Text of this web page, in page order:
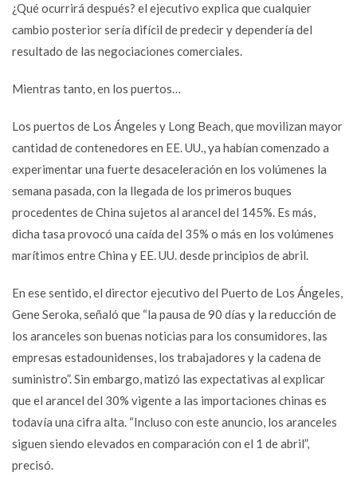
¿Qué ocurrirá después? el ejecutivo explica que cualquier
cambio posterior sería difícil de predecir y dependería del
resultado de las negociaciones comerciales.
Mientras tanto, en los puertos…
Los puertos de Los Ángeles y Long Beach, que movilizan mayor
cantidad de contenedores en EE. UU., ya habían comenzado a
experimentar una fuerte desaceleración en los volúmenes la
semana pasada, con la llegada de los primeros buques
procedentes de China sujetos al arancel del 145%. Es más,
dicha tasa provocó una caída del 35% o más en los volúmenes
marítimos entre China y EE. UU. desde principios de abril.
En ese sentido, el director ejecutivo del Puerto de Los Ángeles,
Gene Seroka, señaló que “la pausa de 90 días y la reducción de
los aranceles son buenas noticias para los consumidores, las
empresas estadounidenses, los trabajadores y la cadena de
suministro”. Sin embargo, matizó las expectativas al explicar
que el arancel del 30% vigente a las importaciones chinas es
todavía una cifra alta. “Incluso con este anuncio, los aranceles
siguen siendo elevados en comparación con el 1 de abril”,
precisó.